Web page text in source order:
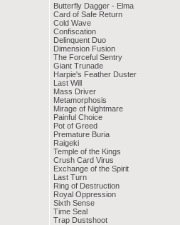
Butterfly Dagger - Elma
Card of Safe Return
Cold Wave
Confiscation
Delinquent Duo
Dimension Fusion
The Forceful Sentry
Giant Trunade
Harpie's Feather Duster
Last Will
Mass Driver
Metamorphosis
Mirage of Nightmare
Painful Choice
Pot of Greed
Premature Buria
Raigeki
Temple of the Kings
Crush Card Virus
Exchange of the Spirit
Last Turn
Ring of Destruction
Royal Oppression
Sixth Sense
Time Seal
Trap Dustshoot